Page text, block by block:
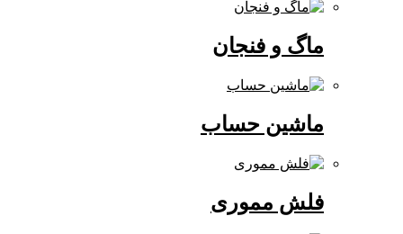
ماگ و فنجان
ماشین حساب
فلش مموری